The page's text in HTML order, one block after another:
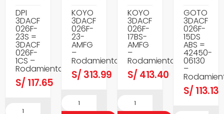
DPI
3DACF
026F-
23S =
3DACF
026F-
1CS –
Rodamientos
S/ 117.65
KOYO
3DACF
026F-
23-
AMFG
–
Rodamientos
S/ 313.99
KOYO
3DACF
026F-
17BS-
AMFG
–
Rodamientos
S/ 413.40
GOTO
3DACF
026F-
15DS
ABS =
42450-
06130
–
S/ 113.13